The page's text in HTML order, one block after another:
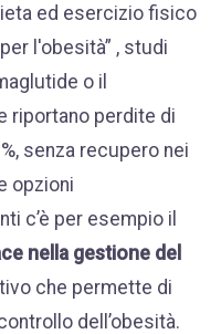
ed esercizio fisico
l'obesità” , studi
o il
riportano perdite di
senza recupero nei
c’è per esempio il
nella gestione del
che permette di
dell’obesità.